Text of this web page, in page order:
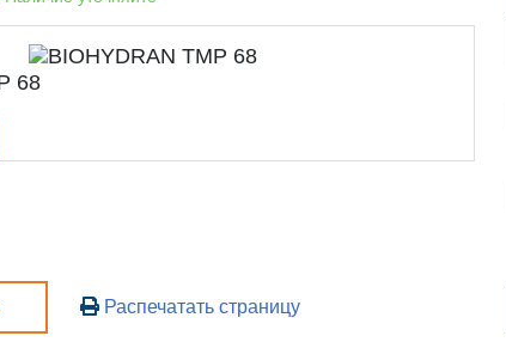
Распечатать страницу